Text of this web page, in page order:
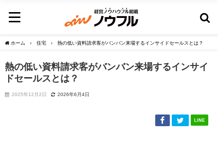
ホーム 住宅 熱の低い資料請求客がバンバン来場するインサイドセールスとは？
熱の低い資料請求客がバンバン来場するインサイ
ドセールスとは？
2025年12月2日 2026年6月4日
LINE